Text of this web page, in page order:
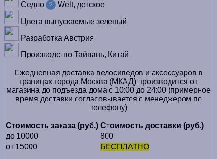
Седло ? Welt, детское
Цвета выпускаемые зеленый
Разработка Австрия
Производство Тайвань, Китай
Ежедневная доставка велосипедов и аксессуаров в
границах города Москва (МКАД) производится от
магазина до подъезда дома с 10:00 до 24:00 (примерное
время доставки согласовывается с менеджером по
телефону)
Стоимость заказа (руб.) Стоимость доставки (руб.)
до 10000
800
от 15000
БЕСПЛАТНО